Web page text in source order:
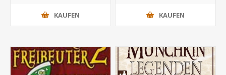
KAUFEN KAUFEN